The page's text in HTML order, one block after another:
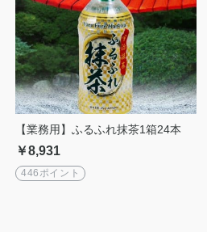
【業務用】ふるふれ抹茶1箱24本
￥8,931
446ポイント